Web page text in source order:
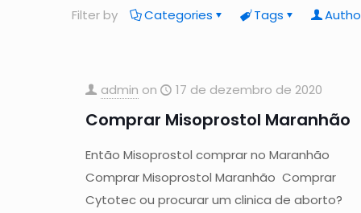
Filter by Categories Tags
admin on 17 de dezembro de 2020
Comprar Misoprostol Maranhão
Então Misoprostol comprar no Maranhão
Comprar Misoprostol Maranhão Comprar
Cytotec ou procurar um clinica de aborto?